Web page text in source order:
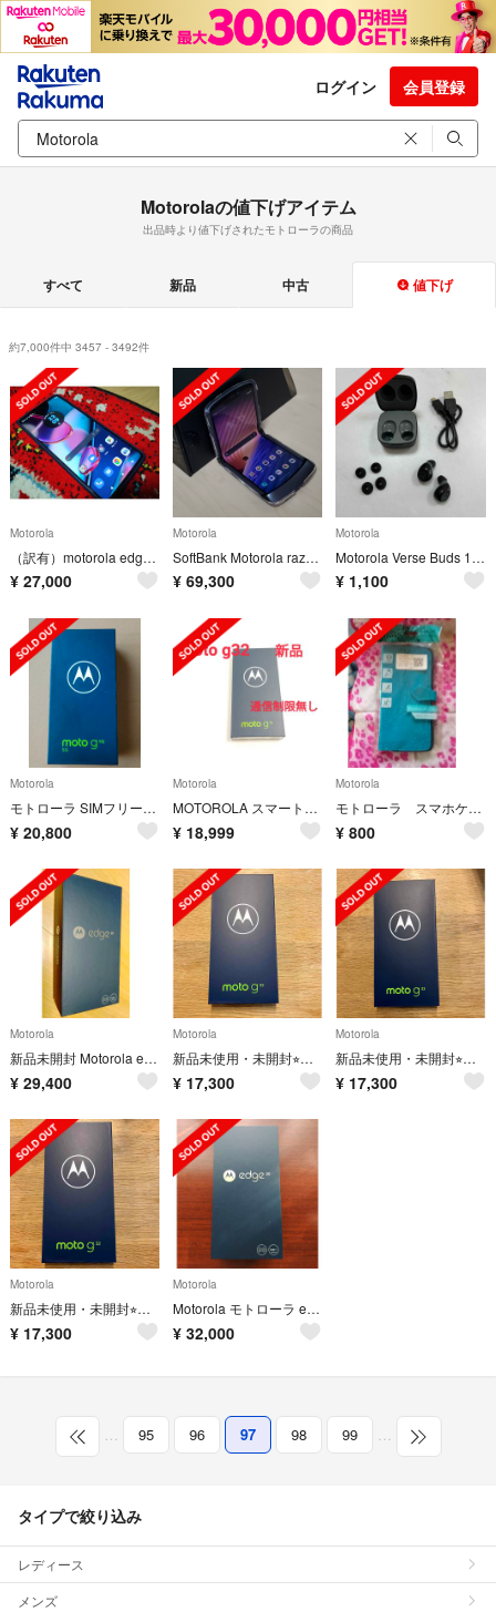
ログイン 会員登録
Motorolaの値下げアイテム
出品時より値下げされたモトローラの商品
すべて 新品 中古 値下げ
約7,000件中 3457 - 3492件
Motorola
（訳有）motorola edge 30 pro 12GB/256GB
¥ 27,000
Motorola
SoftBank Motorola razr 5G 256GB ケース付き
¥ 69,300
Motorola
Motorola Verse Buds 100 ワイヤレスイヤホン
¥ 1,100
Motorola
モトローラ SIMフリースマートフォン moto g52j
¥ 20,800
Motorola
MOTOROLA スマートフォン moto g32 ミネラルグレイ PAUV00
¥ 18,999
Motorola
モトローラ スマホケース motorola edge20 fusion
¥ 800
Motorola
新品未開封 Motorola edge20 フロストオニキス
¥ 29,400
Motorola
新品未使用・未開封⭐︎モトローラ moto g32 サテンシルバー
¥ 17,300
Motorola
新品未使用・未開封⭐︎モトローラ moto g32 サテンシルバー
¥ 17,300
Motorola
新品未使用・未開封⭐︎モトローラ moto g32 サテンシルバ
¥ 17,300
Motorola
Motorola モトローラ edge20 フロストオニキス SIMフリー
¥ 32,000
… 95 96 97 98 99 …
タイプで絞り込み
レディース
メンズ